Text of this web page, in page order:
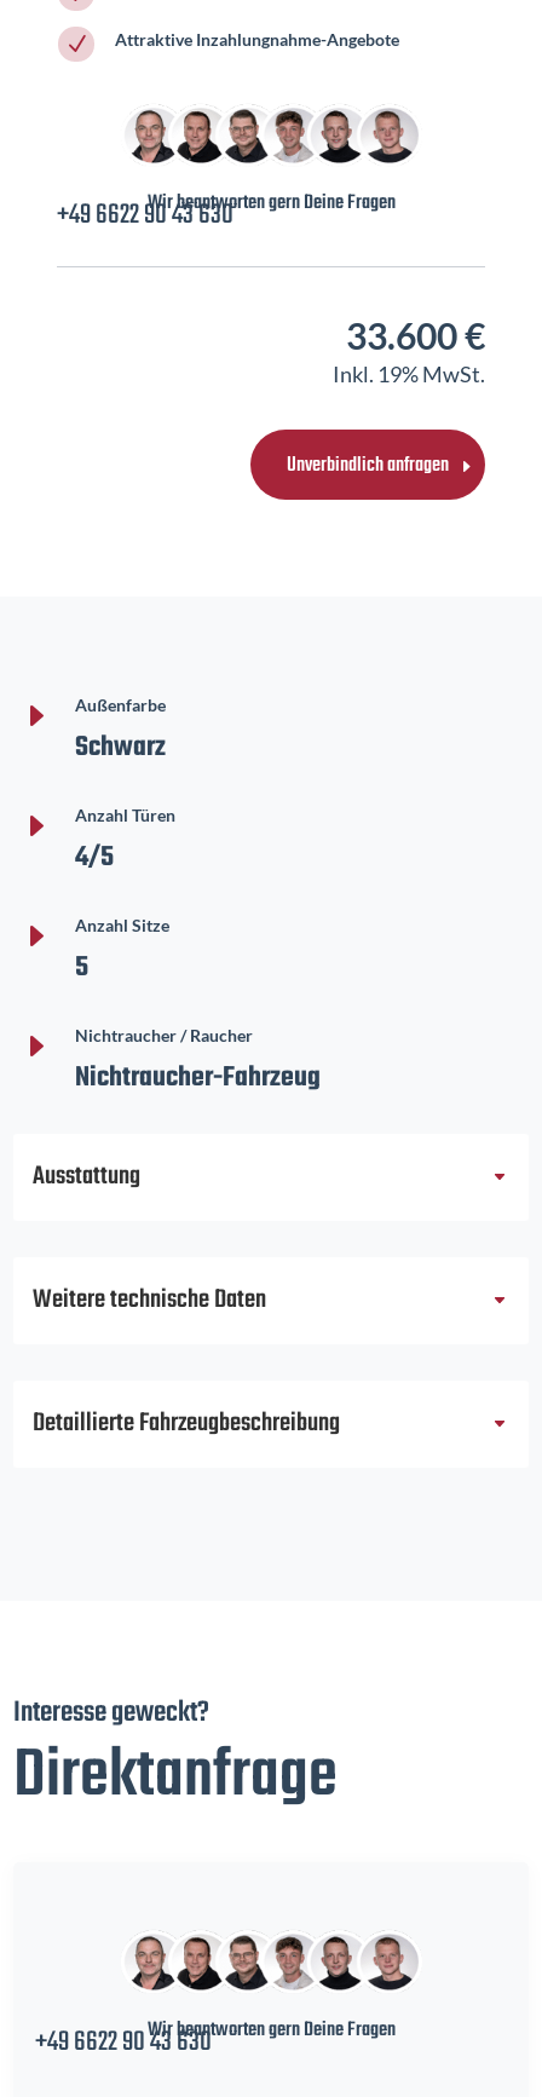
N Attraktive Inzahlungnahme-Angebote
Wir beantworten gern Deine Fragen
+49 6622 90 43 630
33.600 €
Inkl. 19% MwSt.
Unverbindlich anfragen
E Außenfarbe
Schwarz
E Anzahl Türen
4/5
E Anzahl Sitze
5
E Nichtraucher / Raucher
Nichtraucher-Fahrzeug
Ausstattung
Weitere technische Daten
Detaillierte Fahrzeugbeschreibung
Interesse geweckt?
Direktanfrage
Wir beantworten gern Deine Fragen
+49 6622 90 43 630